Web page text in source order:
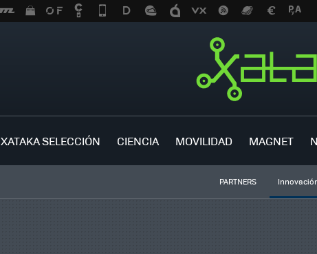
XATAKA SELECCIÓN CIENCIA MOVILIDAD MAGNET
PARTNERS